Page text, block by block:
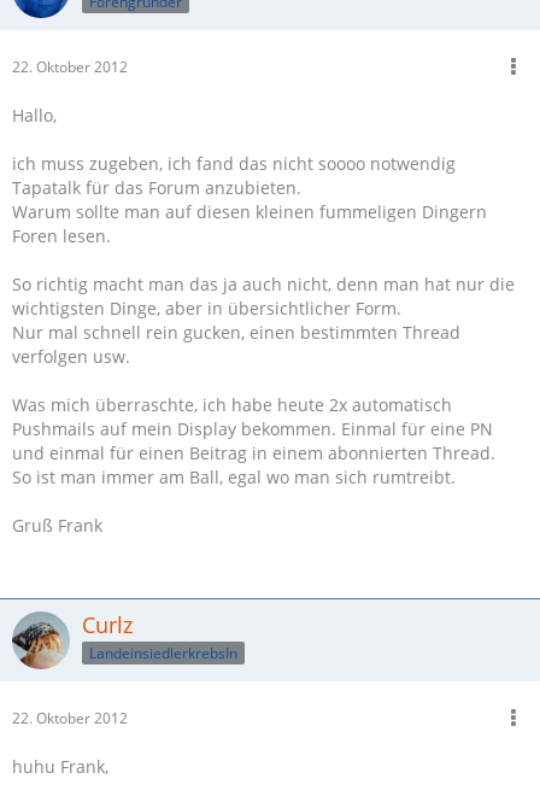
22. Oktober 2012
Hallo,
ich muss zugeben, ich fand das nicht soooo notwendig
Tapatalk für das Forum anzubieten.
Warum sollte man auf diesen kleinen fummeligen Dingern
Foren lesen.
So richtig macht man das ja auch nicht, denn man hat nur die
wichtigsten Dinge, aber in übersichtlicher Form.
Nur mal schnell rein gucken, einen bestimmten Thread
verfolgen usw.
Was mich überraschte, ich habe heute 2x automatisch
Pushmails auf mein Display bekommen. Einmal für eine PN
und einmal für einen Beitrag in einem abonnierten Thread.
So ist man immer am Ball, egal wo man sich rumtreibt.
Gruß Frank
Curlz
LandeinsiedlerkrebsIn
22. Oktober 2012
huhu Frank,